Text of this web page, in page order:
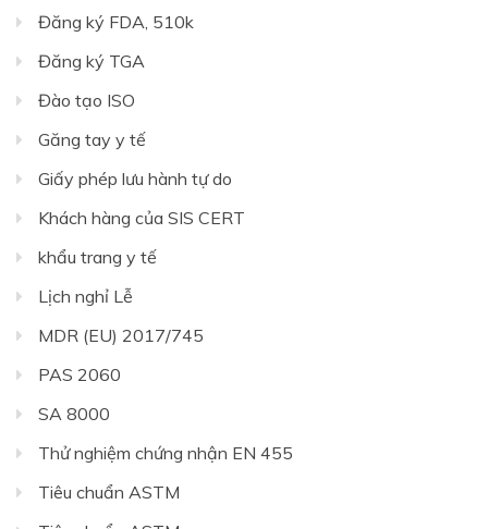
Đăng ký FDA, 510k
Đăng ký TGA
Đào tạo ISO
Găng tay y tế
Giấy phép lưu hành tự do
Khách hàng của SIS CERT
khẩu trang y tế
Lịch nghỉ Lễ
MDR (EU) 2017/745
PAS 2060
SA 8000
Thử nghiệm chứng nhận EN 455
Tiêu chuẩn ASTM